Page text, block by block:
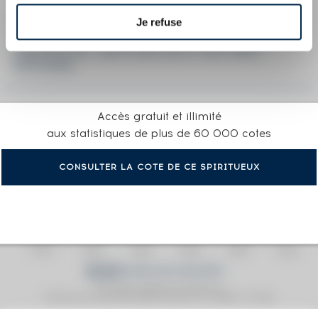
Je refuse
Accès gratuit et illimité
aux statistiques de plus de 60 000 cotes
CONSULTER LA COTE DE CE SPIRITUEUX
LA COTE EN DÉTAIL DU SPIRITUEUX
INCHGOWER 19 YEARS 1995 EDITION SPIRITS
ONE OF 279 - BOTTLED 2014 THE FIRST